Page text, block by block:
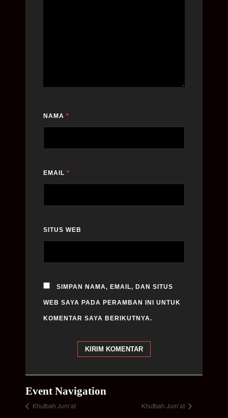
NAMA *
EMAIL *
SITUS WEB
SIMPAN NAMA, EMAIL, DAN SITUS
WEB SAYA PADA PERAMBAN INI UNTUK
KOMENTAR SAYA BERIKUTNYA.
Event Navigation
Khutbah Jum’at Khutbah Jum’at